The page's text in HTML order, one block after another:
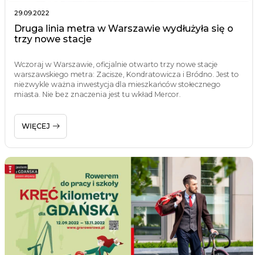
29.09.2022
Druga linia metra w Warszawie wydłużyła się o
trzy nowe stacje
Wczoraj w Warszawie, oficjalnie otwarto trzy nowe stacje
warszawskiego metra: Zacisze, Kondratowicza i Bródno. Jest to
niezwykle ważna inwestycja dla mieszkańców stołecznego
miasta. Nie bez znaczenia jest tu wkład Mercor.
WIĘCEJ